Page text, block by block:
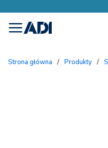
menu
Strona główna / Produkty /